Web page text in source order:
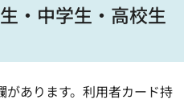
・中学生・高校生
あります。利用者カード持